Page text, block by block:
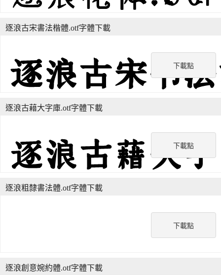
下載點
逐浪古宋書法楷體.otf字體下載
下載點
逐浪古藉大字庫.otf字體下載
下載點
逐浪粗隸書法體.otf字體下載
逐浪創意婉約體.otf字體下載